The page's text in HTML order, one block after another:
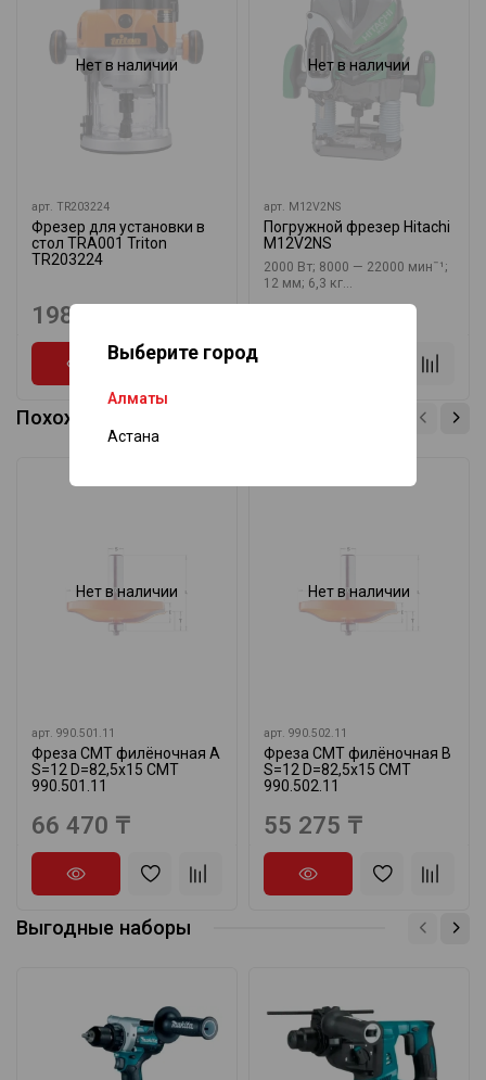
Выберите город
Алматы
Астана
Нет в наличии
арт. TR203224
Фрезер для установки в
стол TRA001 Triton
TR203224
198 030 ₸
Нет в наличии
арт. M12V2NS
Погружной фрезер Hitachi
M12V2NS
2000 Вт; 8000 — 22000 минˉ¹;
12 мм; 6,3 кг...
Похожие товары
Нет в наличии
арт. 990.501.11
Фреза СМТ филёночная A
S=12 D=82,5x15 CMT
990.501.11
66 470 ₸
Нет в наличии
арт. 990.502.11
Фреза СМТ филёночная B
S=12 D=82,5x15 CMT
990.502.11
55 275 ₸
Выгодные наборы